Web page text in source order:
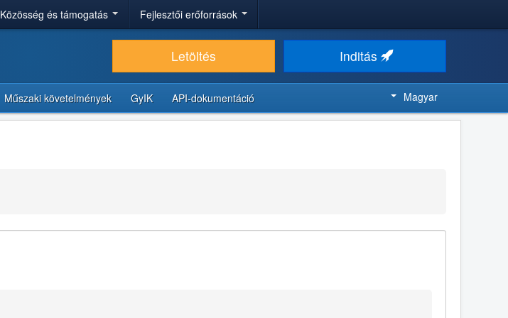
Közösség és támogatás Fejlesztői erőforrások
Letöltés Inditás
Műszaki követelmények GyIK API-dokumentáció Magyar